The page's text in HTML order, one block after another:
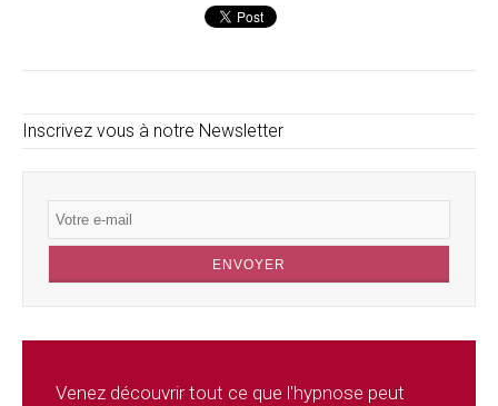
Inscrivez vous à notre Newsletter
Venez découvrir tout ce que l'hypnose peut